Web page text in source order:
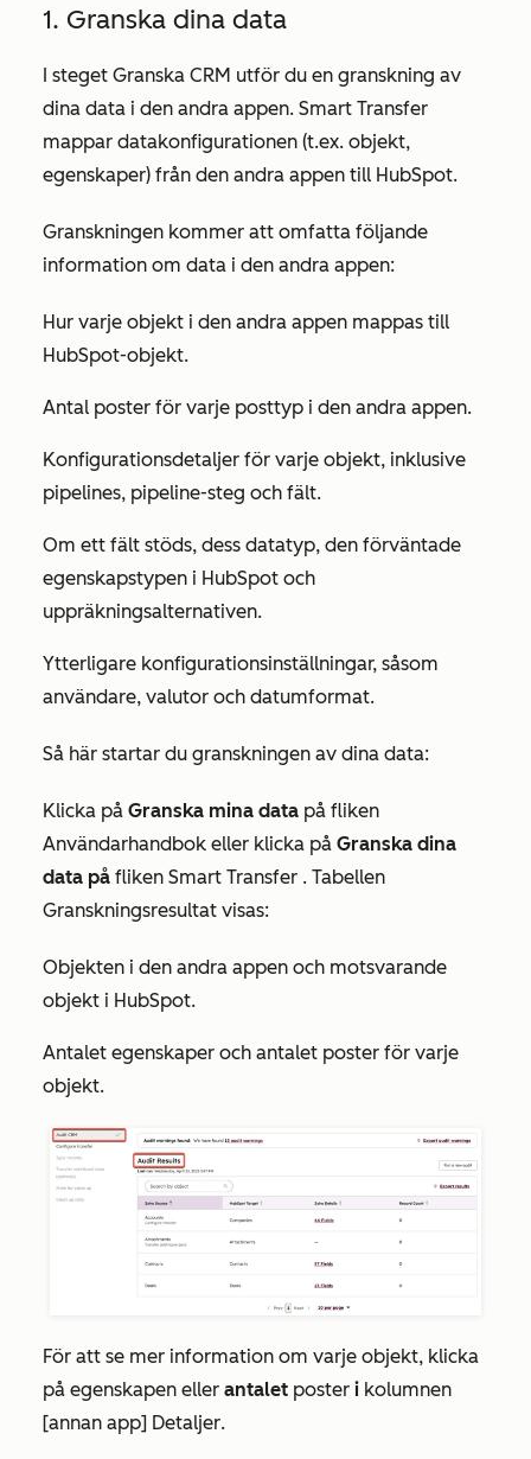
1. Granska dina data
I steget Granska CRM utför du en granskning av
dina data i den andra appen. Smart Transfer
mappar datakonfigurationen (t.ex. objekt,
egenskaper) från den andra appen till HubSpot.
Granskningen kommer att omfatta följande
information om data i den andra appen:
Hur varje objekt i den andra appen mappas till
HubSpot-objekt.
Antal poster för varje posttyp i den andra appen.
Konfigurationsdetaljer för varje objekt, inklusive
pipelines, pipeline-steg och fält.
Om ett fält stöds, dess datatyp, den förväntade
egenskapstypen i HubSpot och
uppräkningsalternativen.
Ytterligare konfigurationsinställningar, såsom
användare, valutor och datumformat.
Så här startar du granskningen av dina data:
Klicka på Granska mina data på fliken
Användarhandbok eller klicka på Granska dina
data på fliken Smart Transfer . Tabellen
Granskningsresultat visas:
Objekten i den andra appen och motsvarande
objekt i HubSpot.
Antalet egenskaper och antalet poster för varje
objekt.
För att se mer information om varje objekt, klicka
på egenskapen eller antalet poster i kolumnen
[annan app] Detaljer.